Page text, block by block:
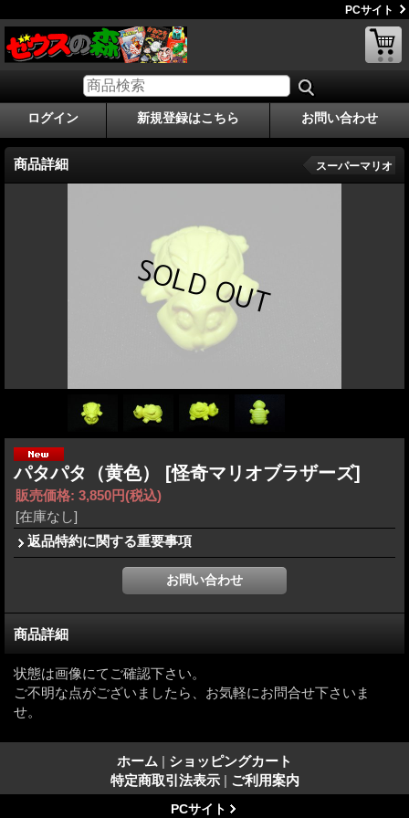
PCサイト
ログイン 新規登録はこちら お問い合わせ
商品詳細 スーパーマリオ
パタパタ（黄色） [怪奇マリオブラザーズ]
販売価格: 3,850円(税込)
[在庫なし]
返品特約に関する重要事項
商品詳細
状態は画像にてご確認下さい。
ご不明な点がございましたら、お気軽にお問合せ下さいま
せ。
ホーム | ショッピングカート
特定商取引法表示 | ご利用案内
PCサイト